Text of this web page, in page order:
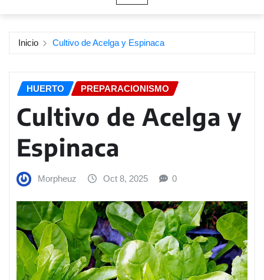
Inicio Cultivo de Acelga y Espinaca
HUERTO PREPARACIONISMO
Cultivo de Acelga y
Espinaca
Morpheuz Oct 8, 2025 0